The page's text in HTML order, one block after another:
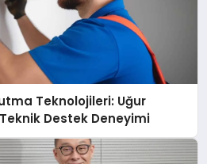
Teknolojileri: Uğur
Destek Deneyimi